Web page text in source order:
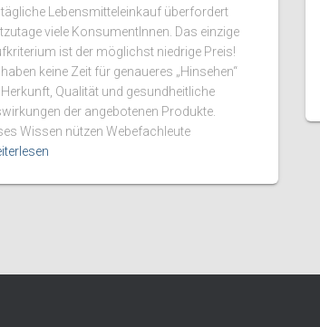
tägliche Lebensmitteleinkauf überfordert
viele KonsumentInnen. Das einzige
ist der möglichst niedrige Preis!
keine Zeit für genaueres „Hinsehen“
Qualität und gesundheitliche
der angebotenen Produkte.
Wissen nützen Webefachleute